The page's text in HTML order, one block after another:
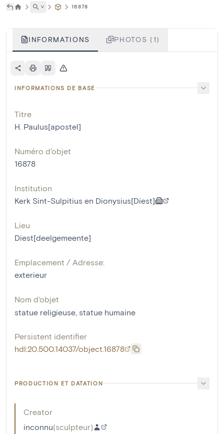
˅ 16878
INFORMATIONS PHOTOS (1)
INFORMATIONS DE BASE
Titre
H. Paulus[apostel]
Numéro d'objet
16878
Institution
Kerk Sint-Sulpitius en Dionysius[Diest]
Lieu
Diest[deelgemeente]
Emplacement / Adresse:
exterieur
Nom d'objet
statue religieuse, statue humaine
Persistent identifier
hdl:20.500.14037/object.16878
PRODUCTION ET DATATION
Creator
inconnu(sculpteur)